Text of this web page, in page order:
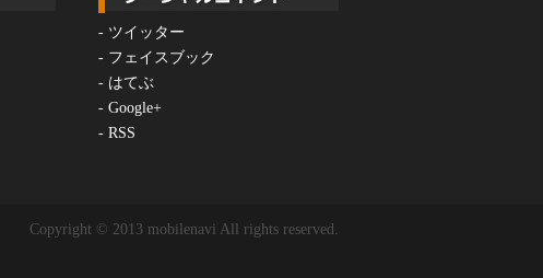
- ツイッター
- フェイスブック
- はてぶ
- Google+
- RSS
Copyright © 2013 mobilenavi All rights reserved.